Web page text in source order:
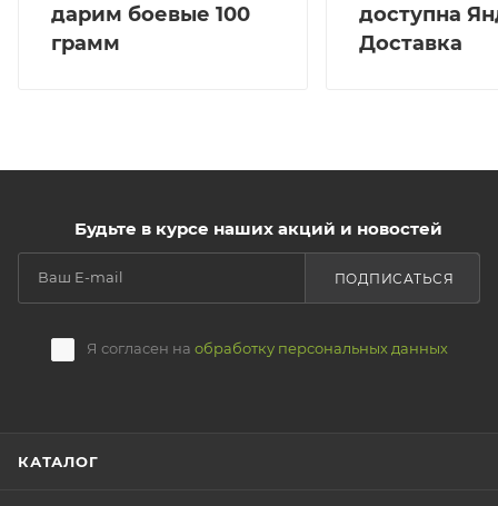
дарим боевые 100
грамм
доступна
Доставка
Будьте в курсе наших акций и новостей
Я согласен на обработку персональных данных
ПОДПИСАТЬСЯ
КАТАЛОГ